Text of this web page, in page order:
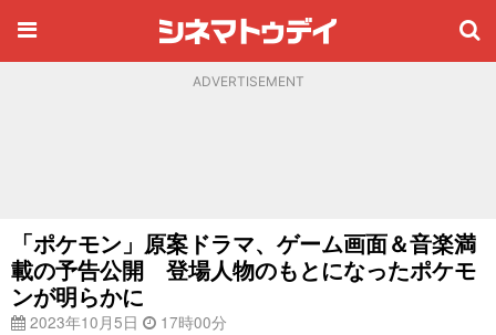
ADVERTISEMENT
「ポケモン」原案ドラマ、ゲーム画面＆音楽満
載の予告公開 登場人物のもとになったポケモ
ンが明らかに
2023年10月5日
17時00分